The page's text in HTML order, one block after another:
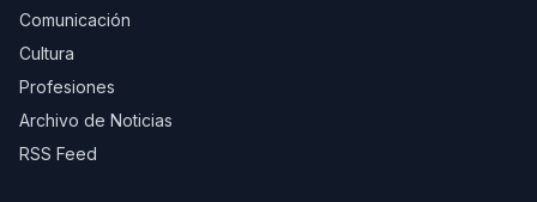
Comunicación
Cultura
Profesiones
Archivo de Noticias
RSS Feed